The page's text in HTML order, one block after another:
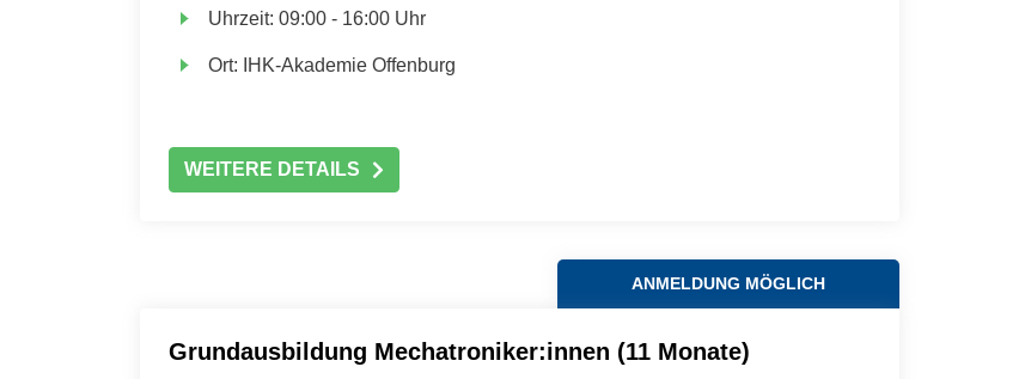
Uhrzeit: 09:00 - 16:00 Uhr
Ort: IHK-Akademie Offenburg
WEITERE DETAILS
ANMELDUNG MÖGLICH
Grundausbildung Mechatroniker:innen (11 Monate)